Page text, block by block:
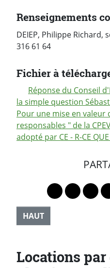
Renseignements
DEIEP, Philippe Richard,
316 61 64
Fichier à
Réponse du Conseil
la simple question
Pour une mise en valeur
responsables " de la
adopté par CE - R-CE
Lien vers le
Lien vers
Lien
HAUT
Locations par